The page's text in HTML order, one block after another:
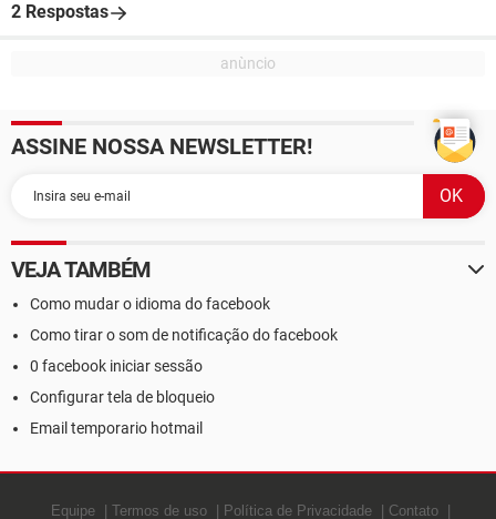
2 Respostas
ASSINE NOSSA NEWSLETTER!
VEJA TAMBÉM
Como mudar o idioma do facebook
Como tirar o som de notificação do facebook
0 facebook iniciar sessão
Configurar tela de bloqueio
Email temporario hotmail
Equipe Termos de uso Política de Privacidade Contato